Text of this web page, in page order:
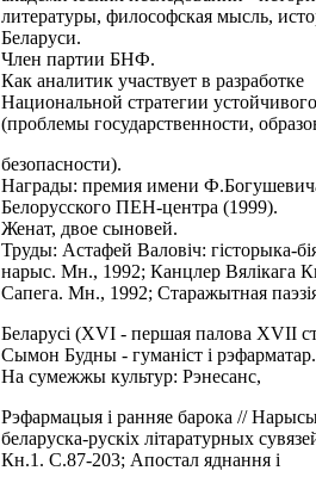
литературы, философская мысль,
Беларуси.
Член партии БНФ.
Как аналитик участвует в разработке
Национальной стратегии
(проблемы государственности,
безопасности).
Награды: премия имени
Белорусского ПЕН-центра (1999).
Женат, двое сыновей.
Труды: Астафей Валовіч: гісторыка-
нарыс. Мн., 1992; Канцлер Вялікага
Сапега. Мн., 1992; Старажытная
Беларусі (XVI - першая палова XVII
Сымон Будны - гуманіст і
На сумежжы культур: Рэнесанс,
Рэфармацыя і ранняе барока // Нарысы
беларуска-рускіх літаратурных
Кн.1. С.87-203; Апостал яднання і